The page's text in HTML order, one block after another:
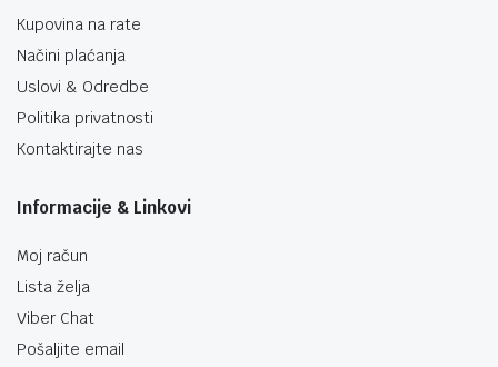
Kupovina na rate
Načini plaćanja
Uslovi & Odredbe
Politika privatnosti
Kontaktirajte nas
Informacije & Linkovi
Moj račun
Lista želja
Viber Chat
Pošaljite email